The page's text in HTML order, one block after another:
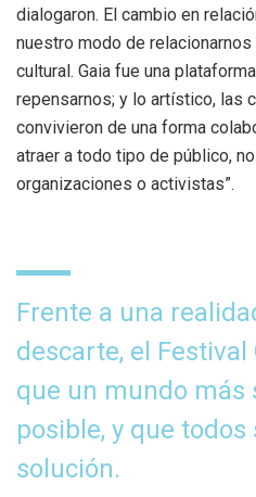
dialogaron. El cambio en
nuestro modo de
cultural. Gaia fue una
repensarnos; y lo artístico, las
convivieron de una forma
atraer a todo tipo de público,
organizaciones o activistas”.
Frente a una
descarte, el
que un mundo más
posible, y que
solución.